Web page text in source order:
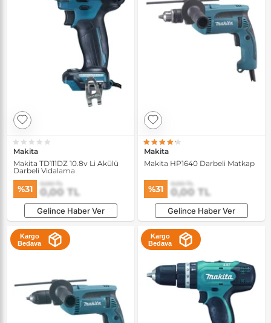
Makita
Makita TD111DZ 10.8v Li Akülü
Darbeli Vidalama
%31 0,00 TL
0,00 TL
Gelince Haber Ver
Makita
Makita HP1640 Darbeli Matkap
%31 0,00 TL
0,00 TL
Gelince Haber Ver
Kargo
Bedava
Kargo
Bedava